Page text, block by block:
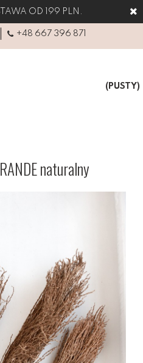
OD 199 PLN.
+48 667 396 871
(PUSTY)
naturalny